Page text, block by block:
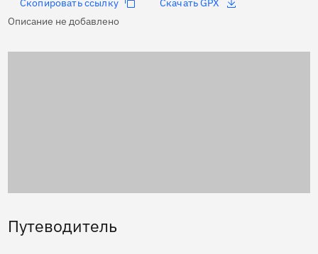
Скопировать ссылку
Скачать GPX
Описание не добавлено
Путеводитель